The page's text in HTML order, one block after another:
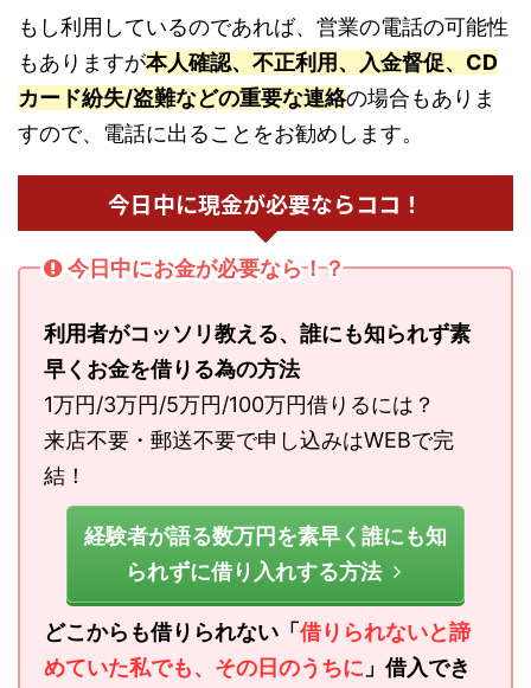
もし利用しているのであれば、営業の電話の可能性
もありますが本人確認、不正利用、入金督促、CD
カード紛失/盗難などの重要な連絡の場合もありま
すので、電話に出ることをお勧めします。
今日中に現金が必要ならココ！
今日中にお金が必要なら！？
利用者がコッソリ教える、誰にも知られず素
早くお金を借りる為の方法
1万円/3万円/5万円/100万円借りるには？
来店不要・郵送不要で申し込みはWEBで完
結！
経験者が語る数万円を素早く誰にも知
られずに借り入れする方法
どこからも借りられない「 借りられないと諦
めていた私でも、その日のうちに 」借入でき